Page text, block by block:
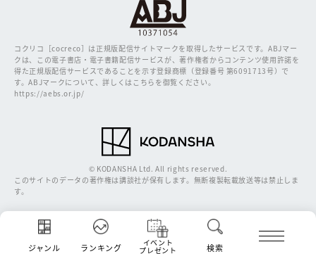
ジャンル ランキング イベント
プレゼント 検索
コクリコ［cocreco］は正規版配信サイトマークを取得したサービスです。ABJマー
クは、この電子書店・電子書籍配信サービスが、著作権者からコンテンツ使用許諾を
得た正規版配信サービスであることを示す登録商標（登録番号 第6091713号）で
す。ABJマークについて、詳しくはこちらを御覧ください。
https://aebs.or.jp/
© KODANSHA Ltd. All rights reserved.
このサイトのデータの著作権は講談社が保有します。無断複製転載放送等は禁止しま
す。